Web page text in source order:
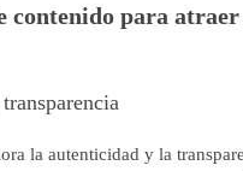
contenido para
la autenticidad y la